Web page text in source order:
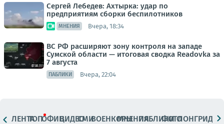
Сергей Лебедев: Ахтырка: удар по
предприятиям сборки беспилотников
МНЕНИЯ Вчера, 18:34
ВС РФ расширяют зону контроля на западе
Сумской области — итоговая сводка Readovka за
7 августа
ПАБЛИКИ Вчера, 22:04
ЛЕНТАТОПОФИЦ.ВИДЕОСМИВОЕНКОРЫМНЕНИЯПАБЛИКИ
ФОТОЛОНГРИДЫ